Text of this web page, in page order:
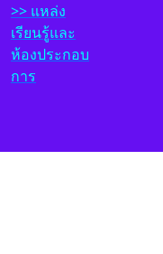
>> แหล่ง
เรียนรู้และ
ห้องประกอบ
การ